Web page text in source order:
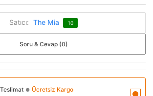
Satıcı: The Mia 10
Soru & Cevap (0)
● Ücretsiz Kargo